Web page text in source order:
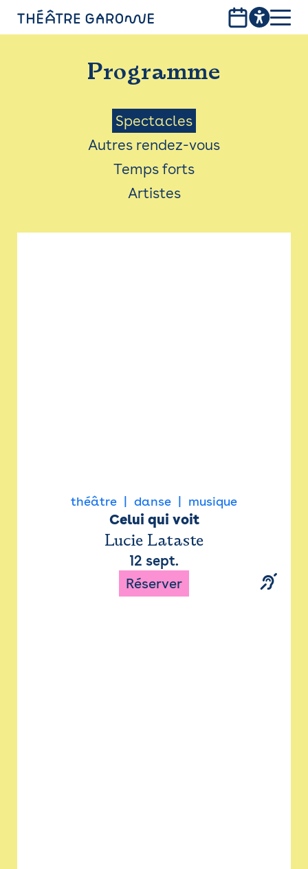
PROGRAMME
INFOS PRATIQUES
AVEC LES PUBLICS
ACCESSIBILITÉ
LES PRODUCTIONS
Programme
Menu
Saison
Spectacles
Autres rendez-vous
Temps forts
Artistes
théâtre danse musique
Celui qui voit
Lucie Lataste
12 sept.
Réserver